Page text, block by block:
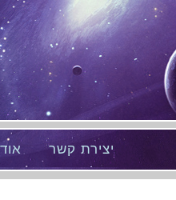
יצירת קשר